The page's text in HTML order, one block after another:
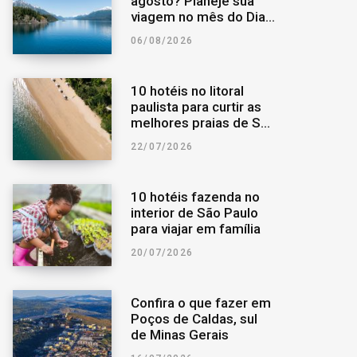
o r
m
viagem no mês do Dia
dos Pais
06/08/2026
10 hotéis no litoral
paulista para curtir as
melhores praias de São
Paulo
22/07/2026
10 hotéis fazenda no
interior de São Paulo
para viajar em família
20/07/2026
Confira o que fazer em
Poços de Caldas, sul
de Minas Gerais